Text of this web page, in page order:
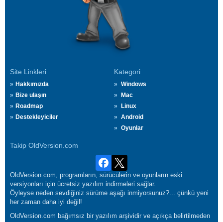
Site Linkleri
Hakkımızda
Bize ulaşın
Roadmap
Destekleyiciler
Kategori
Windows
Mac
Linux
Android
Oyunlar
Takip OldVersion.com
OldVersion.com, programların, sürücülerin ve oyunların eski
versiyonları için ücretsiz yazılım indirmeleri sağlar.
Öyleyse neden sevdiğiniz sürüme aşağı inmiyorsunuz?... çünkü yeni
her zaman daha iyi değil!
OldVersion.com bağımsız bir yazılım arşividir ve açıkça belirtilmeden